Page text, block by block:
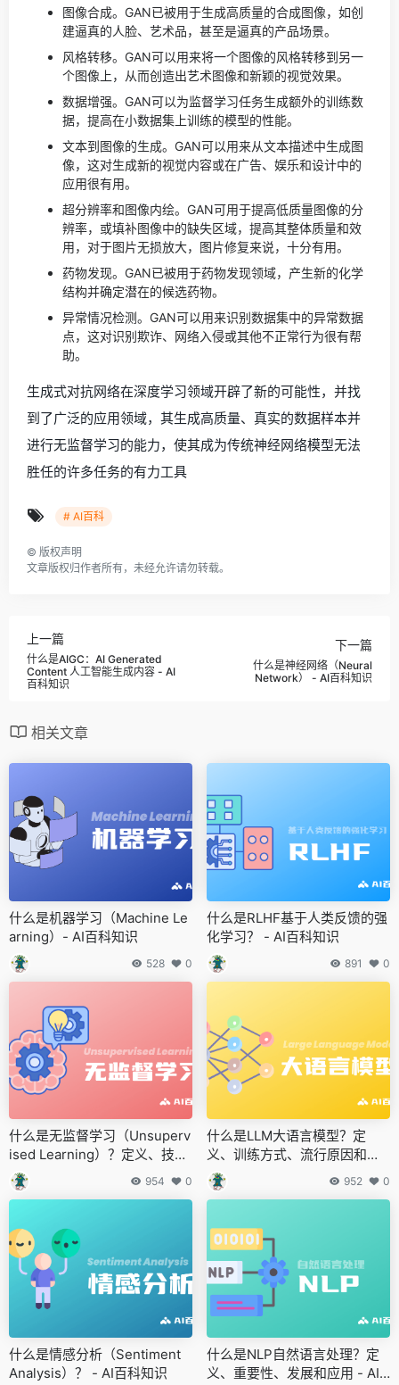
图像合成。GAN已被用于生成高质量的合成图像，如创
建逼真的人脸、艺术品，甚至是逼真的产品场景。
风格转移。GAN可以用来将一个图像的风格转移到另一
个图像上，从而创造出艺术图像和新颖的视觉效果。
数据增强。GAN可以为监督学习任务生成额外的训练数
据，提高在小数据集上训练的模型的性能。
文本到图像的生成。GAN可以用来从文本描述中生成图
像，这对生成新的视觉内容或在广告、娱乐和设计中的
应用很有用。
超分辨率和图像内绘。GAN可用于提高低质量图像的分
辨率，或填补图像中的缺失区域，提高其整体质量和效
用，对于图片无损放大，图片修复来说，十分有用。
药物发现。GAN已被用于药物发现领域，产生新的化学
结构并确定潜在的候选药物。
异常情况检测。GAN可以用来识别数据集中的异常数据
点，这对识别欺诈、网络入侵或其他不正常行为很有帮
助。
生成式对抗网络在深度学习领域开辟了新的可能性，并找
到了广泛的应用领域，其生成高质量、真实的数据样本并
进行无监督学习的能力，使其成为传统神经网络模型无法
胜任的许多任务的有力工具
# AI百科
© 版权声明
文章版权归作者所有，未经允许请勿转载。
上一篇
什么是AIGC：AI Generated
Content 人工智能生成内容 - AI
百科知识
下一篇
什么是神经网络（Neural
Network） - AI百科知识
相关文章
什么是机器学习（Machine Le
arning）- AI百科知识
528 0
什么是RLHF基于人类反馈的强
化学习？ - AI百科知识
891 0
什么是无监督学习（Unsuperv
ised Learning）？定义、技
术、应用和挑战 - AI百科知识
954 0
什么是LLM大语言模型？定
义、训练方式、流行原因和例
子 - AI百科知识
952 0
什么是情感分析（Sentiment
Analysis）？ - AI百科知识
什么是NLP自然语言处理？定
义、重要性、发展和应用 - AI